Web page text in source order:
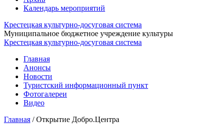
Календарь мероприятий
Крестецкая культурно-досуговая система
Муниципальное бюджетное учреждение культуры
Крестецкая культурно-досуговая система
Главная
Анонсы
Новости
Туристский информационный пункт
Фотогалереи
Видео
Главная /Открытие Добро.Центра